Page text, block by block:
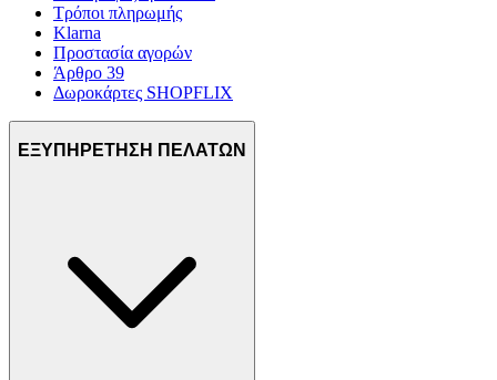
Τρόποι πληρωμής
Klarna
Προστασία αγορών
Άρθρο 39
Δωροκάρτες SHOPFLIX
ΕΞΥΠΗΡΕΤΗΣΗ ΠΕΛΑΤΩΝ